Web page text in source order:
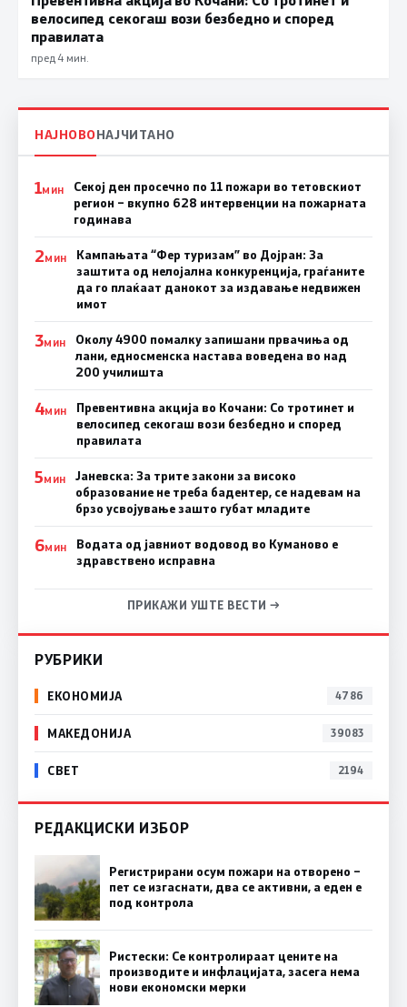
велосипед секогаш вози безбедно и според
правилата
пред 4 мин.
НАЈНОВОНАЈЧИТАНО
1МИН
Секој ден просечно по 11 пожари во тетовскиот
регион – вкупно 628 интервенции на пожарната
годинава
2МИН
Кампањата “Фер туризам” во Дојран: За
заштита од нелојална конкуренција, граѓаните
да го плаќаат данокот за издавање недвижен
имот
3МИН
Околу 4900 помалку запишани првачиња од
лани, едносменска настава воведена во над
200 училишта
4МИН
Превентивна акција во Кочани: Со тротинет и
велосипед секогаш вози безбедно и според
правилата
5МИН
Јаневска: За трите закони за високо
образование не треба бадентер, се надевам на
брзо усвојување зашто губат младите
6МИН
Водата од јавниот водовод во Куманово е
здравствено исправна
ПРИКАЖИ УШТЕ ВЕСТИ →
РУБРИКИ
ЕКОНОМИЈА 4786
МАКЕДОНИЈА 39083
СВЕТ 2194
РЕДАКЦИСКИ ИЗБОР
Регистрирани осум пожари на отворено –
пет се изгаснати, два се активни, а еден е
под контрола
Ристески: Се контролираат цените на
производите и инфлацијата, засега нема
нови економски мерки